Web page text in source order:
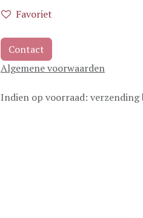
Favoriet
Contact
Algemene voorwaarden
Indien op voorraad: verzending